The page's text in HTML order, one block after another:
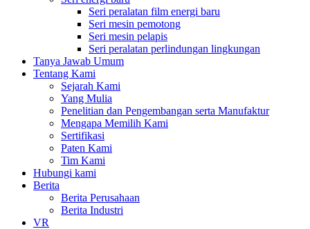
Seri peralatan film energi baru
Seri mesin pemotong
Seri mesin pelapis
Seri peralatan perlindungan lingkungan
Tanya Jawab Umum
Tentang Kami
Sejarah Kami
Yang Mulia
Penelitian dan Pengembangan serta Manufaktur
Mengapa Memilih Kami
Sertifikasi
Paten Kami
Tim Kami
Hubungi kami
Berita
Berita Perusahaan
Berita Industri
VR